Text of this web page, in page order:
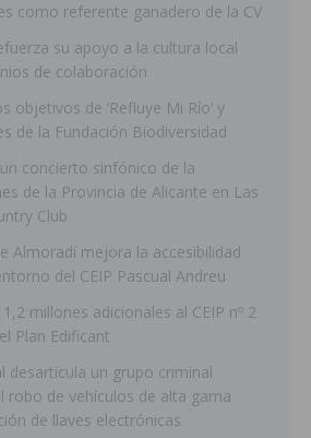
como referente ganadero de la CV
su apoyo a la cultura local
de colaboración
objetivos de ‘Refluye Mi Río’ y
de la Fundación Biodiversidad
concierto sinfónico de la
de la Provincia de Alicante en Las
Club
Almoradí mejora la accesibilidad
del CEIP Pascual Andreu
millones adicionales al CEIP nº 2
Plan Edificant
desarticula un grupo criminal
robo de vehículos de alta gama
de llaves electrónicas